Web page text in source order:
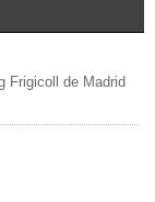
Frigicoll de Madrid